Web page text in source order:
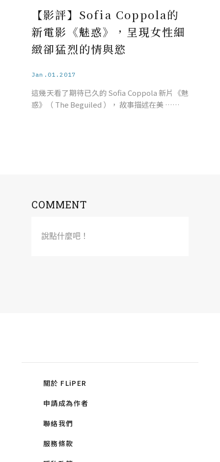
【影評】Sofia Coppola的
新電影《魅惑》，呈現女性細
緻卻猛烈的情與慾
Jan.01.2017
這幾天看了期待已久的 Sofia Coppola 新片《魅
惑》（ The Beguiled ）， 故事描述在美 ……
COMMENT
說點什麼吧！
關於 FLiPER
申請成為作者
聯絡我們
服務條款